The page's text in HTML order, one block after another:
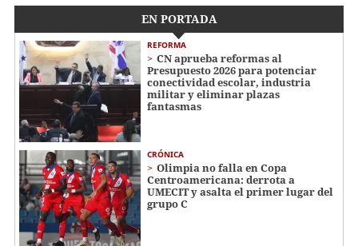
EN PORTADA
REFORMA
CN aprueba reformas al
Presupuesto 2026 para potenciar
conectividad escolar, industria
militar y eliminar plazas
fantasmas
CRÓNICA
Olimpia no falla en Copa
Centroamericana: derrota a
UMECIT y asalta el primer lugar del
grupo C